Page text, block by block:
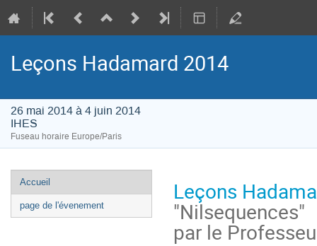
Leçons Hadamard 2014
26 mai 2014 à 4 juin 2014
IHES
Fuseau horaire Europe/Paris
Menu
de
l'événement
Accueil
page de l'évenement
Leçons
"Nilsequences"
par le